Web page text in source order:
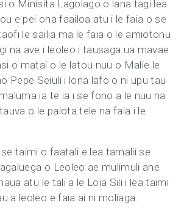
o Minisita Lagolago o lana tagi lea
e pei ona faailoa atu i le faia o se
le sailia ma le faia o le amiotonu
na ave i leoleo i tausaga ua mavae
o matai o le latou nuu o Malie le
Pepe Seiuli i lona lafo o ni upu tau
ia te ia i se fono a le nuu na
o le palota tele na faia i le
taimi o faatali e lea tamalii se
o Leoleo ae mulimuli ane
atu le tali a le Loia Sili i lea taimi
a leoleo e faia ai ni moliaga.